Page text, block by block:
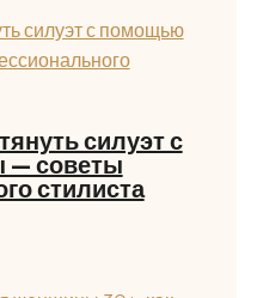
силуэт с
советы
стилиста